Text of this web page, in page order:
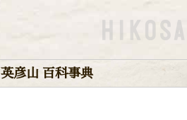
英彦山 百科事典